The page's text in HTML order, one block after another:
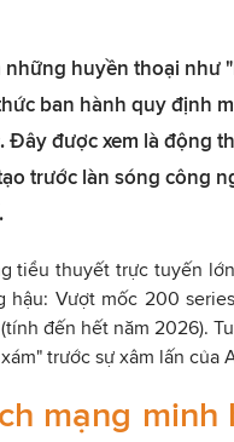
huyền thoại như
ban hành quy định
Đây được xem là động
trước làn sóng công
tiểu thuyết trực tuyến
Vượt mốc 200
đến hết năm 2026).
trước sự xâm lấn của
mạng minh